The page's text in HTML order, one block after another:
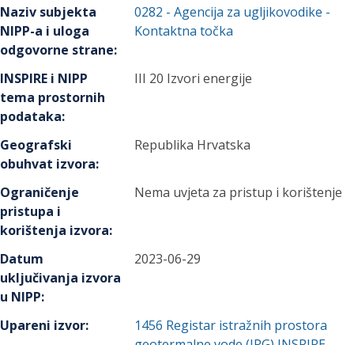
Naziv subjekta
NIPP-a i uloga
odgovorne strane:
0282 -Agencija za ugljikovodike -
Kontaktna točka
INSPIRE i NIPP
tema prostornih
podataka:
III 20 Izvori energije
Geografski
obuhvat izvora:
Republika Hrvatska
Ograničenje
pristupa i
korištenja izvora:
Nema uvjeta za pristup i korištenje
Datum
uključivanja izvora
u NIPP:
2023-06-29
Upareni izvor: 1456 Registar istražnih prostora